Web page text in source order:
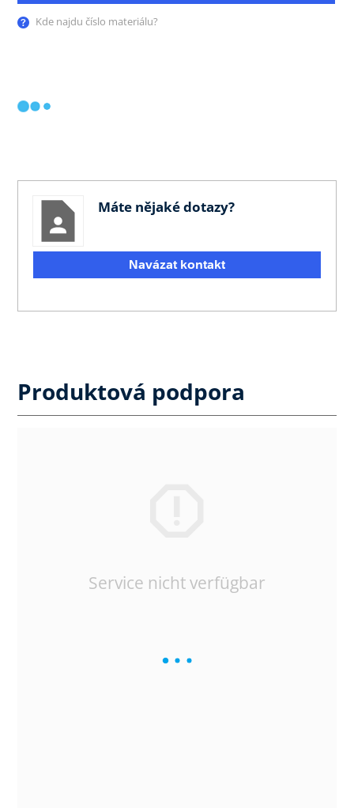
Kde najdu číslo materiálu?
Máte nějaké dotazy?
Navázat kontakt
Produktová podpora
Service nicht verfügbar